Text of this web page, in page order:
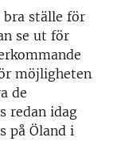
ställe för
se ut för
möjligheten
de
redan idag
på Öland i